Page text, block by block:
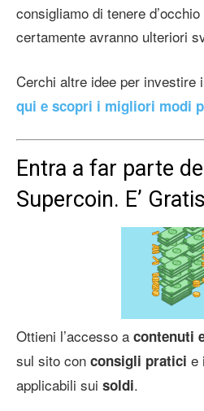
consigliamo di tenere
certamente avranno ulteriori
Cerchi altre idee per investire
qui e scopri i migliori modi
Entra a far parte
Supercoin. E’
Ottieni l’accesso a contenuti
sul sito con consigli pratici e
applicabili sui soldi.